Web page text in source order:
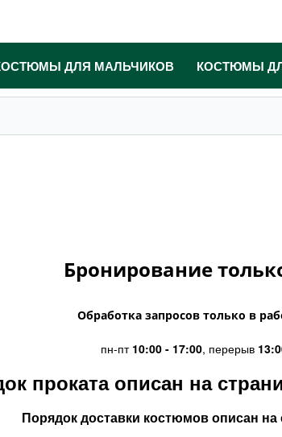
ДЛЯ МАЛЬЧИКОВ КОСТЮМЫ
Бронирование
Обработка запросов только в
пн-пт 10:00 - 17:00, перерыв
проката описан на
Порядок доставки костюмов описан на